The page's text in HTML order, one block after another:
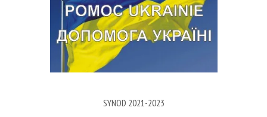
SYNOD 2021-2023